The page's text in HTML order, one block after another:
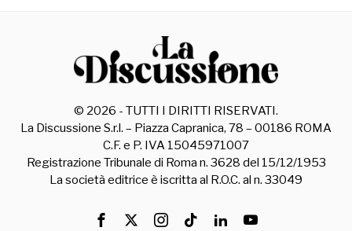
© 2026 - TUTTI I DIRITTI RISERVATI.
La Discussione S.r.l. – Piazza Capranica, 78 – 00186 ROMA
C.F. e P. IVA 15045971007
Registrazione Tribunale di Roma n. 3628 del 15/12/1953
La società editrice è iscritta al R.O.C. al n. 33049